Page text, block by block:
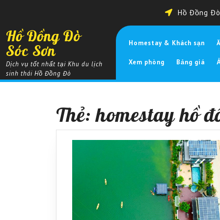
Hồ Đồng
Hồ Đồng Đò
Sóc Sơn
Dịch vụ tốt nhất tại Khu du lịch
sinh thái Hồ Đồng Đò
Homestay & Khách sạn
Xem phòng Bảng giá
Thẻ:homestay hồ